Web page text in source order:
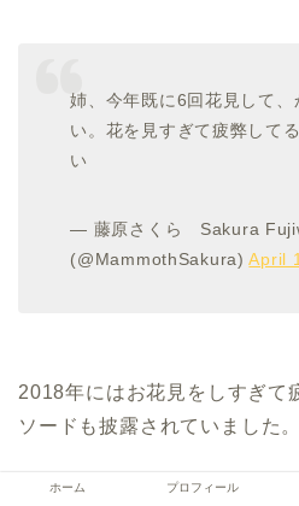
姉、今年既に6回花見して、
い。花を見すぎて疲弊して
い
— 藤原さくら Sakura
(@MammothSakura)April
2018年にはお花見をしすぎて
ソードも披露されていました。
みなさん仲が良くて素敵な家
ホーム プロフィール
プライ